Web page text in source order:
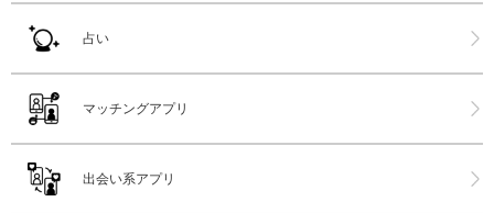
占い
マッチングアプリ
出会い系アプリ